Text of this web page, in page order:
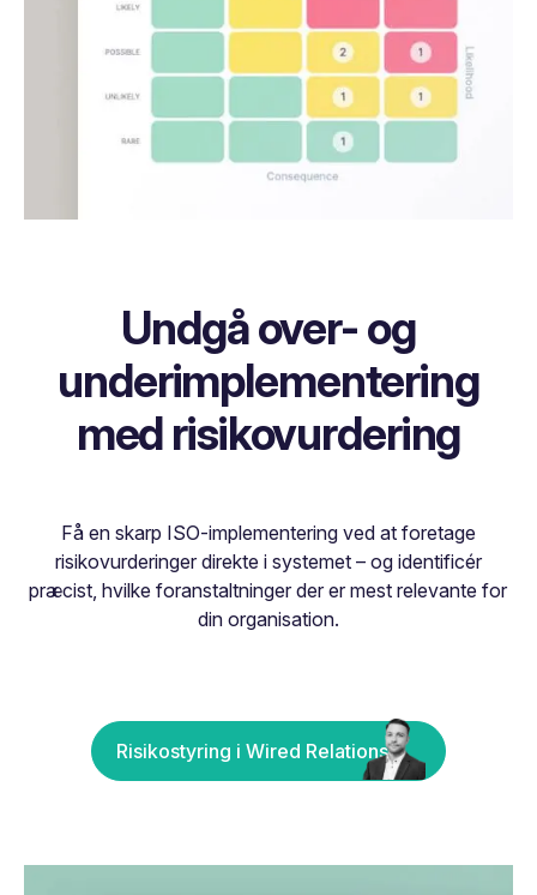
Undgå over- og
underimplementering
med risikovurdering
Få en skarp ISO-implementering ved at foretage
risikovurderinger direkte i systemet – og identificér
præcist, hvilke foranstaltninger der er mest relevante for
din organisation.
Risikostyring i Wired Relations